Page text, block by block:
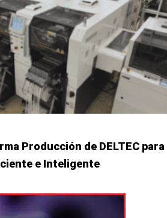
Producción de DELTEC para
e Inteligente